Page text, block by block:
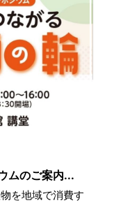
ムのご案内...
を地域で消費す